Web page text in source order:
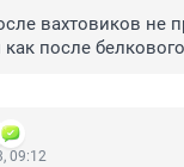
вахтовиков не
как после
09:12